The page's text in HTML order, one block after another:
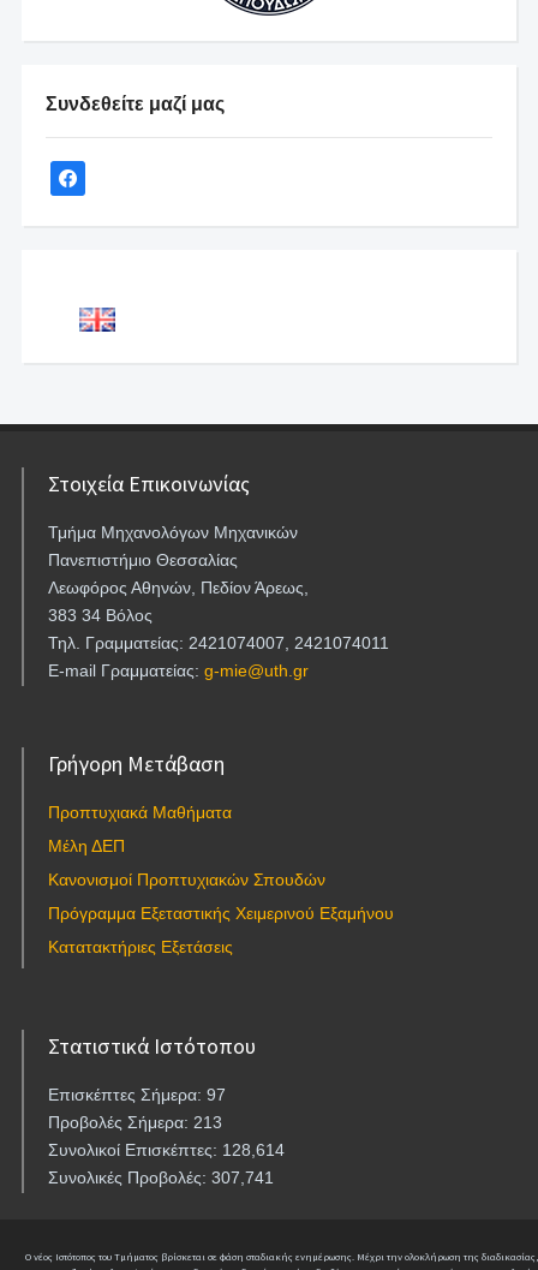
Συνδεθείτε μαζί μας
Στοιχεία Επικοινωνίας
Τμήμα Μηχανολόγων Μηχανικών
Πανεπιστήμιο Θεσσαλίας
Λεωφόρος Αθηνών, Πεδίον Άρεως,
383 34 Βόλος
Τηλ. Γραμματείας: 2421074007, 2421074011
E-mail Γραμματείας: g-mie@uth.gr
Γρήγορη Μετάβαση
Προπτυχιακά Μαθήματα
Μέλη ΔΕΠ
Κανονισμοί Προπτυχιακών Σπουδών
Πρόγραμμα Εξεταστικής Χειμερινού Εξαμήνου
Κατατακτήριες Εξετάσεις
Στατιστικά Ιστότοπου
Επισκέπτες Σήμερα: 97
Προβολές Σήμερα: 213
Συνολικοί Επισκέπτες: 128,614
Συνολικές Προβολές: 307,741
Ο νέος Ιστότοπος του Τμήματος βρίσκεται σε φάση σταδιακής ενημέρωσης. Μέχρι την ολοκλήρωση της